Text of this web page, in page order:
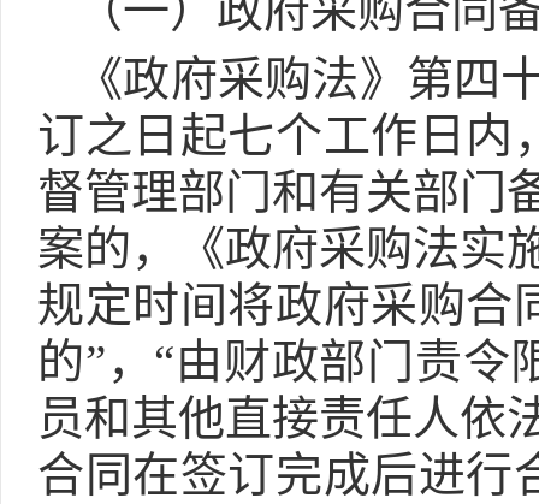
《政府采购法》第四
订之日起七个工作日内
督管理部门和有关部门
案的，《政府采购法实
规定时间将政府采购合
的”，“由财政部门责
员和其他直接责任人依
合同在签订完成后进行